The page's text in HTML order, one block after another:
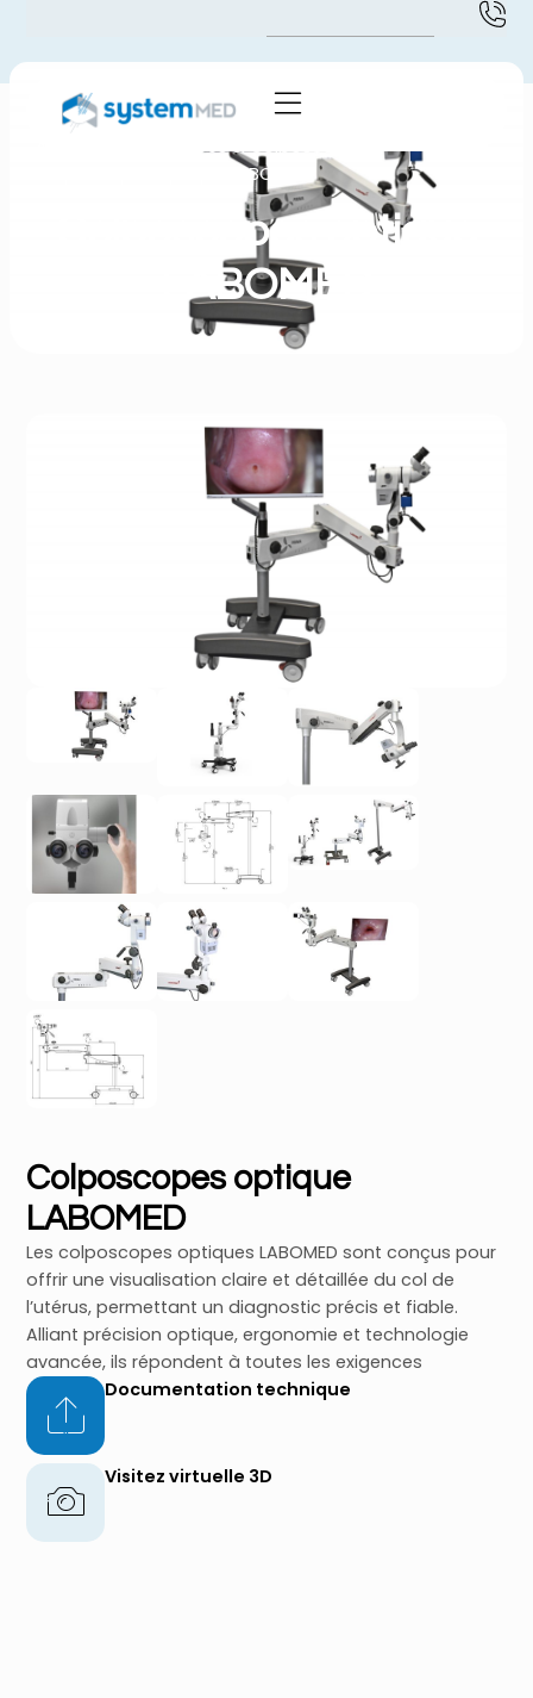
Microscopes & Colposcopes
Colposcopes optique LABOMED
Colposcopes optique
LABOMED
Colposcopes optique
LABOMED
Les colposcopes optiques LABOMED sont conçus pour
offrir une visualisation claire et détaillée du col de
l’utérus, permettant un diagnostic précis et fiable.
Alliant précision optique, ergonomie et technologie
avancée, ils répondent à toutes les exigences
Documentation technique
Visitez virtuelle 3D